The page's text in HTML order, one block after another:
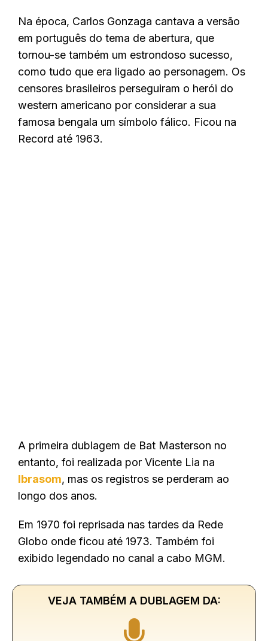
Na época, Carlos Gonzaga cantava a versão
em português do tema de abertura, que
tornou-se também um estrondoso sucesso,
como tudo que era ligado ao personagem. Os
censores brasileiros perseguiram o herói do
western americano por considerar a sua
famosa bengala um símbolo fálico. Ficou na
Record até 1963.
A primeira dublagem de Bat Masterson no
entanto, foi realizada por Vicente Lia na
Ibrasom, mas os registros se perderam ao
longo dos anos.
Em 1970 foi reprisada nas tardes da Rede
Globo onde ficou até 1973. Também foi
exibido legendado no canal a cabo MGM.
VEJA TAMBÉM A DUBLAGEM DA: